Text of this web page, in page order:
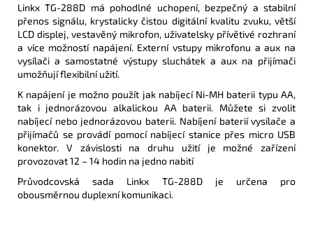
Linkx TG-288D má pohodlné uchopení, bezpečný a stabilní
přenos signálu, krystalicky čistou digitální kvalitu zvuku, větší
LCD displej, vestavěný mikrofon, uživatelsky přívětivé rozhraní
a více možností napájení. Externí vstupy mikrofonu a aux na
vysílači a samostatné výstupy sluchátek a aux na přijímači
umožňují flexibilní užití.
K napájení je možno použít jak nabíjecí Ni-MH baterii typu AA,
tak i jednorázovou alkalickou AA baterii. Můžete si zvolit
nabíjecí nebo jednorázovou baterii. Nabíjení baterií vysílače a
přijímačů se provádí pomocí nabíjecí stanice přes micro USB
konektor. V závislosti na druhu užití je možné zařízení
provozovat 12 – 14 hodin na jedno nabití
Průvodcovská sada Linkx TG-288D je určena pro
obousměrnou duplexní komunikaci.